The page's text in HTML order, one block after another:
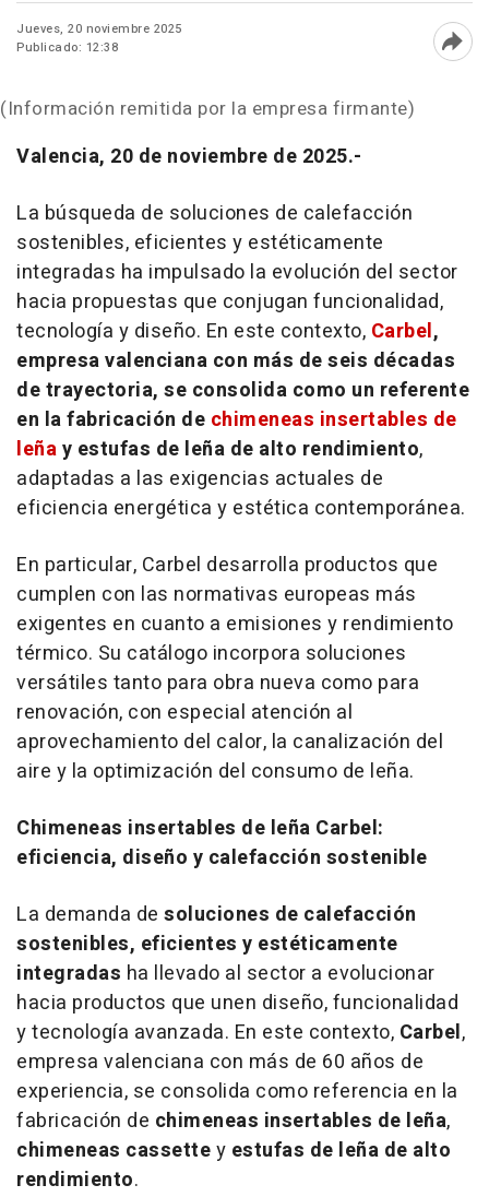
Jueves, 20 noviembre 2025
Publicado: 12:38
(Información remitida por la empresa firmante)
Valencia, 20 de noviembre de 2025.-
La búsqueda de soluciones de calefacción
sostenibles, eficientes y estéticamente
integradas ha impulsado la evolución del sector
hacia propuestas que conjugan funcionalidad,
tecnología y diseño. En este contexto, Carbel,
empresa valenciana con más de seis décadas
de trayectoria, se consolida como un referente
en la fabricación de chimeneas insertables de
leñay estufas de leña de alto rendimiento,
adaptadas a las exigencias actuales de
eficiencia energética y estética contemporánea.
En particular, Carbel desarrolla productos que
cumplen con las normativas europeas más
exigentes en cuanto a emisiones y rendimiento
térmico. Su catálogo incorpora soluciones
versátiles tanto para obra nueva como para
renovación, con especial atención al
aprovechamiento del calor, la canalización del
aire y la optimización del consumo de leña.
Chimeneas insertables de leña Carbel:
eficiencia, diseño y calefacción sostenible
La demanda de soluciones de calefacción
sostenibles, eficientes y estéticamente
integradas ha llevado al sector a evolucionar
hacia productos que unen diseño, funcionalidad
y tecnología avanzada. En este contexto, Carbel,
empresa valenciana con más de 60 años de
experiencia, se consolida como referencia en la
fabricación de chimeneas insertables de leña,
chimeneas cassettey estufas de leña de alto
rendimiento.